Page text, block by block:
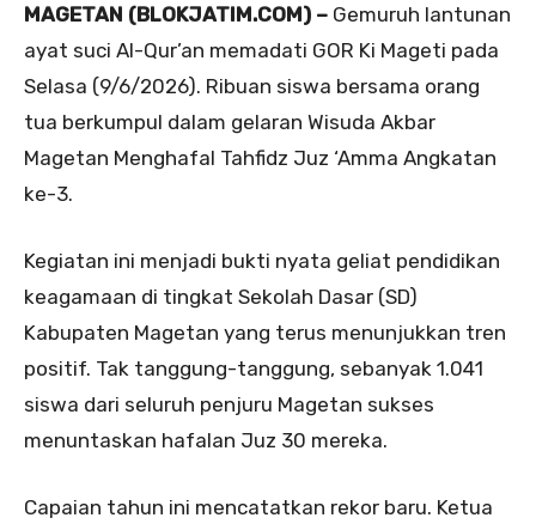
MAGETAN (BLOKJATIM.COM) – Gemuruh lantunan
ayat suci Al-Qur’an memadati GOR Ki Mageti pada
Selasa (9/6/2026). Ribuan siswa bersama orang
tua berkumpul dalam gelaran Wisuda Akbar
Magetan Menghafal Tahfidz Juz ‘Amma Angkatan
ke-3.
Kegiatan ini menjadi bukti nyata geliat pendidikan
keagamaan di tingkat Sekolah Dasar (SD)
Kabupaten Magetan yang terus menunjukkan tren
positif. Tak tanggung-tanggung, sebanyak 1.041
siswa dari seluruh penjuru Magetan sukses
menuntaskan hafalan Juz 30 mereka.
Capaian tahun ini mencatatkan rekor baru. Ketua